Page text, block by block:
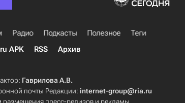
Радио Подкасты Полезное
Теги
APK RSS Архив
Гаврилова А.В.
почты Редакции:internet-group@ria.ru